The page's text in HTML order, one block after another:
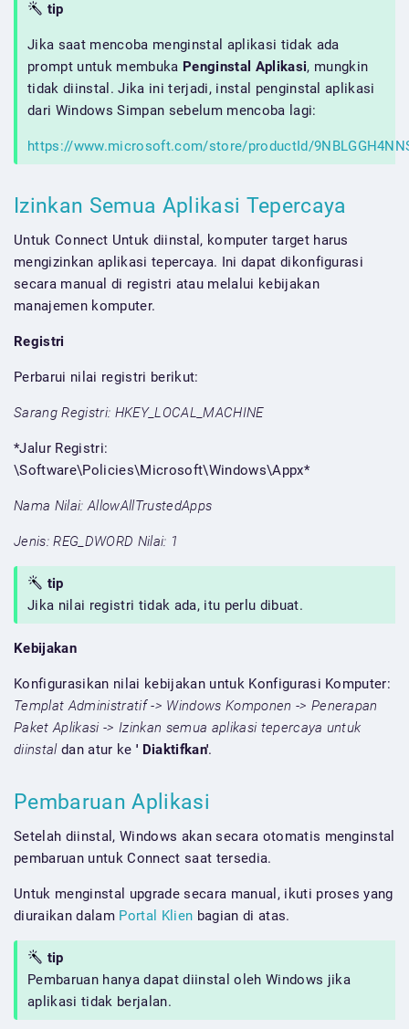
tip
Jika saat mencoba menginstal aplikasi tidak ada
prompt untuk membuka Penginstal Aplikasi, mungkin
tidak diinstal. Jika ini terjadi, instal penginstal aplikasi
dari Windows Simpan sebelum mencoba lagi:
https://www.microsoft.com/store/productId/
Izinkan Semua Aplikasi Tepercaya
Untuk Connect Untuk diinstal, komputer target harus
mengizinkan aplikasi tepercaya. Ini dapat dikonfigurasi
secara manual di registri atau melalui kebijakan
manajemen komputer.
Registri
Perbarui nilai registri berikut:
Sarang Registri: HKEY_LOCAL_MACHINE
*Jalur Registri:
\Software\Policies\Microsoft\Windows\Appx*
Nama Nilai: AllowAllTrustedApps
Jenis: REG_DWORD Nilai: 1
tip
Jika nilai registri tidak ada, itu perlu dibuat.
Kebijakan
Konfigurasikan nilai kebijakan untuk Konfigurasi Komputer:
Templat Administratif -> Windows Komponen -> Penerapan
Paket Aplikasi -> Izinkan semua aplikasi tepercaya untuk
diinstaldan atur ke ' Diaktifkan'.
Pembaruan Aplikasi
Setelah diinstal, Windows akan secara otomatis menginstal
pembaruan untuk Connect saat tersedia.
Untuk menginstal upgrade secara manual, ikuti proses yang
diuraikan dalam Portal Klien bagian di atas.
tip
Pembaruan hanya dapat diinstal oleh Windows jika
aplikasi tidak berjalan.